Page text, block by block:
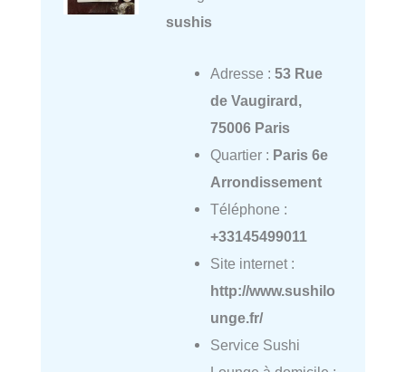
sushis
Adresse : 53 Rue
de Vaugirard,
75006 Paris
Quartier : Paris 6e
Arrondissement
Téléphone :
+33145499011
Site internet :
http://www.sushilo
unge.fr/
Service Sushi